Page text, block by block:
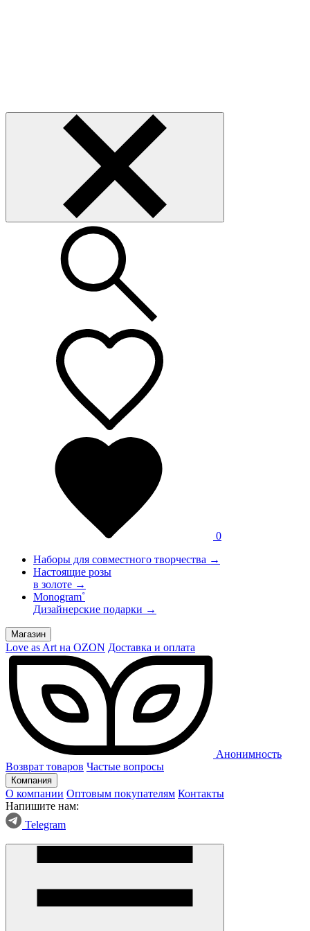
0
Наборы для совместного творчества →
Настоящие розы
в золоте →
Monogram˚
Дизайнерские подарки →
Магазин
Love as Art на OZON Доставка и оплата
Анонимность
Возврат товаров Частые вопросы
Компания
О компании Оптовым покупателям Контакты
Напишите нам:
Telegram